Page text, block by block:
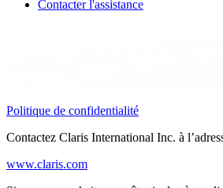
Contacter l'assistance
Politique de confidentialité
Contactez Claris International Inc. à
www.claris.com